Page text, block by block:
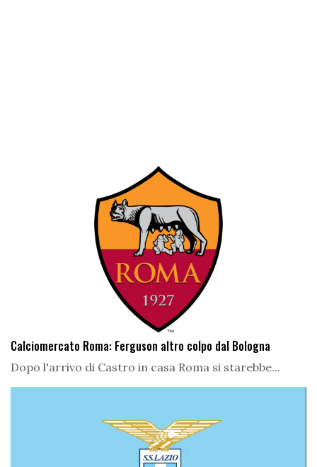
Calciomercato Roma: Ferguson altro colpo dal Bologna
Dopo l'arrivo di Castro in casa Roma si starebbe...